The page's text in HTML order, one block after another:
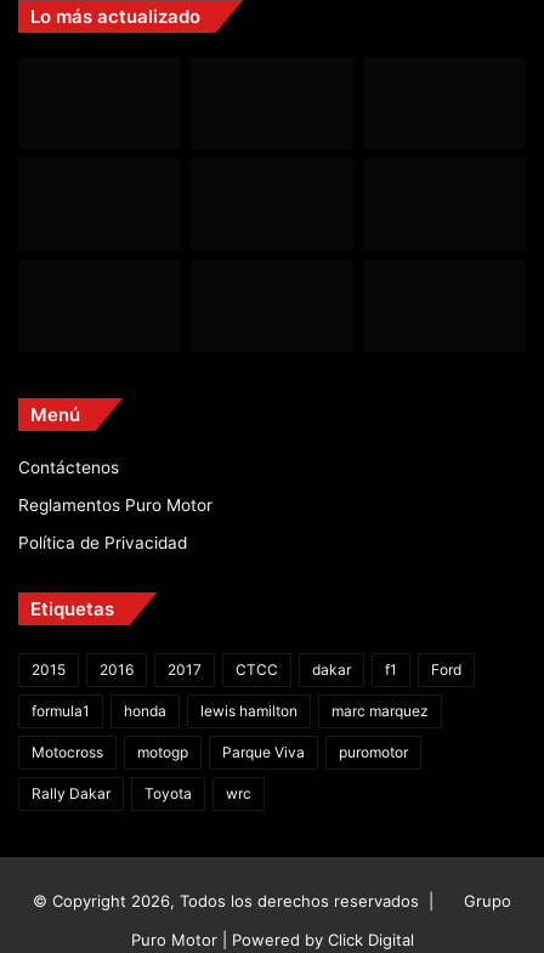
Lo más actualizado
Menú
Contáctenos
Reglamentos Puro Motor
Política de Privacidad
Etiquetas
2015 2016 2017 CTCC dakar f1 Ford
formula1 honda lewis hamilton marc marquez
Motocross motogp Parque Viva puromotor
Rally Dakar Toyota wrc
© Copyright 2026, Todos los derechos reservados |
Grupo
Puro Motor | Powered by Click Digital